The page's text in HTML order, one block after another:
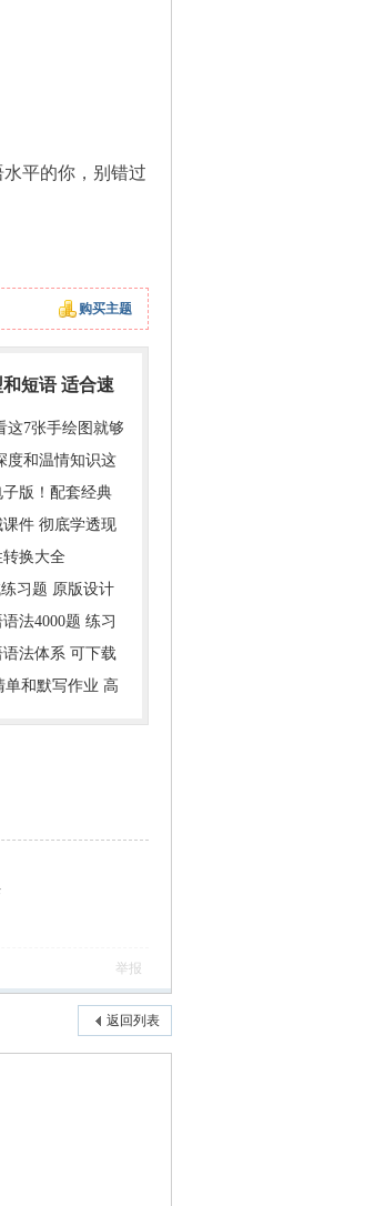
平的你，别错过
购买主题
短语 适合速
这7张手绘图就够
度和温情知识这
子版！配套经典
件 彻底学透现
转换大全
习题 原版设计
法4000题 练习
法体系 可下载
单和默写作业 高
举报
返回列表